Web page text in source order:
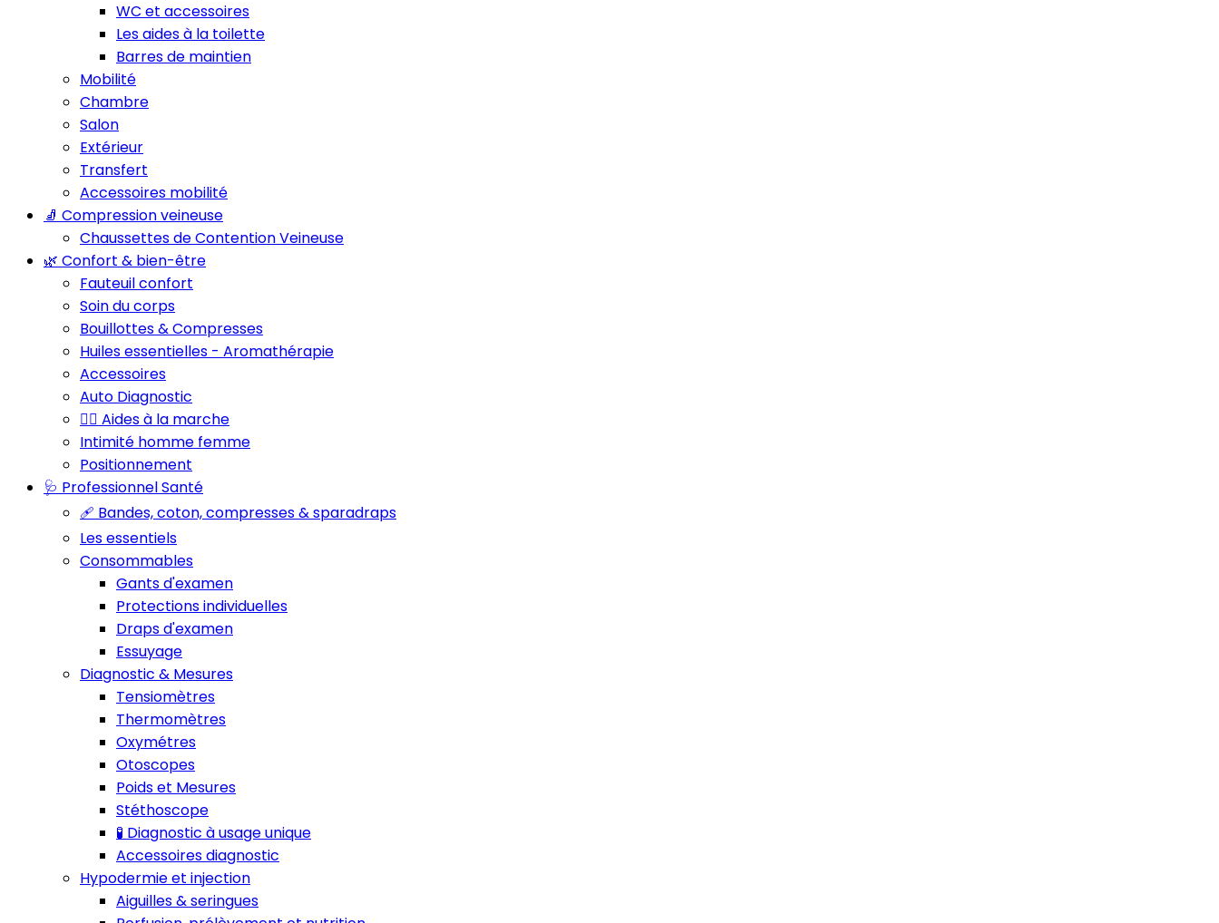
WC et accessoires
Les aides à la toilette
Barres de maintien
Mobilité
Chambre
Salon
Extérieur
Transfert
Accessoires mobilité
🧦 Compression veineuse
Chaussettes de Contention Veineuse
🌿 Confort & bien-être
Fauteuil confort
Soin du corps
Bouillottes & Compresses
Huiles essentielles - Aromathérapie
Accessoires
Auto Diagnostic
🚶‍♂️ Aides à la marche
Intimité homme femme
Positionnement
🩺 Professionnel Santé
🩹 Bandes, coton, compresses & sparadraps
Les essentiels
Consommables
Gants d'examen
Protections individuelles
Draps d'examen
Essuyage
Diagnostic & Mesures
Tensiomètres
Thermomètres
Oxymétres
Otoscopes
Poids et Mesures
Stéthoscope
🧪 Diagnostic à usage unique
Accessoires diagnostic
Hypodermie et injection
Aiguilles & seringues